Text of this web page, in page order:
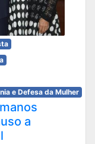
e Defesa da Mulher
a